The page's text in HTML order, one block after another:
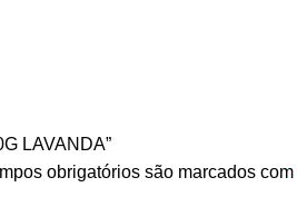
LAVANDA”
obrigatórios são marcados com